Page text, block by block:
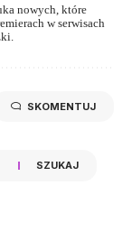
nowych, które
w serwisach
SKOMENTUJ
SZUKAJ